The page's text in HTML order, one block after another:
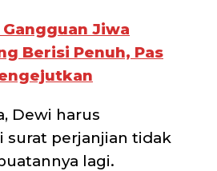
Gangguan Jiwa
Berisi Penuh, Pas
Dewi harus
surat perjanjian tidak
lagi.